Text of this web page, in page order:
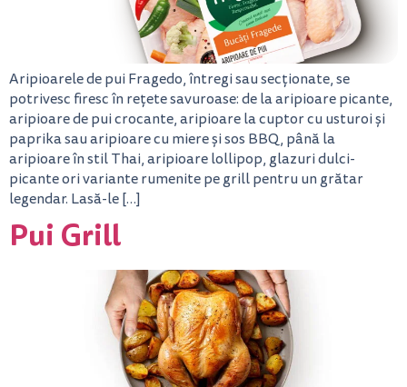
Aripioarele de pui Fragedo, întregi sau secționate, se
potrivesc firesc în rețete savuroase: de la aripioare picante,
aripioare de pui crocante, aripioare la cuptor cu usturoi și
paprika sau aripioare cu miere și sos BBQ, până la
aripioare în stil Thai, aripioare lollipop, glazuri dulci-
picante ori variante rumenite pe grill pentru un grătar
legendar. Lasă-le […]
Pui Grill